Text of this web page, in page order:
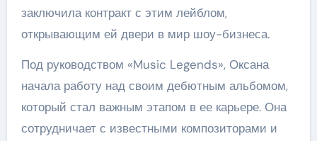
заключила контракт с этим лейблом,
открывающим ей двери в мир шоу-бизнеса.
Под руководством «Music Legends», Оксана
начала работу над своим дебютным альбомом,
который стал важным этапом в ее карьере. Она
сотрудничает с известными композиторами и